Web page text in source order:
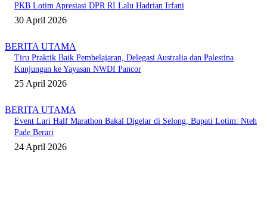
PKB Lotim Apresiasi DPR RI Lalu Hadrian Irfani
30 April 2026
BERITA UTAMA
Tiru Praktik Baik Pembelajaran, Delegasi Australia dan Palestina
Kunjungan ke Yayasan NWDI Pancor
25 April 2026
BERITA UTAMA
Event Lari Half Marathon Bakal Digelar di Selong, Bupati Lotim: Nteh
Pade Berari
24 April 2026